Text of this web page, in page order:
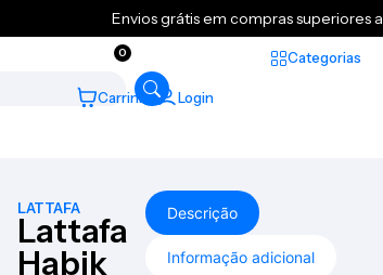
Envios grátis em compras superiores a
0
Carrinho Login
Categorias
LATTAFA
Lattafa
Habik
Descrição
Informação adicional